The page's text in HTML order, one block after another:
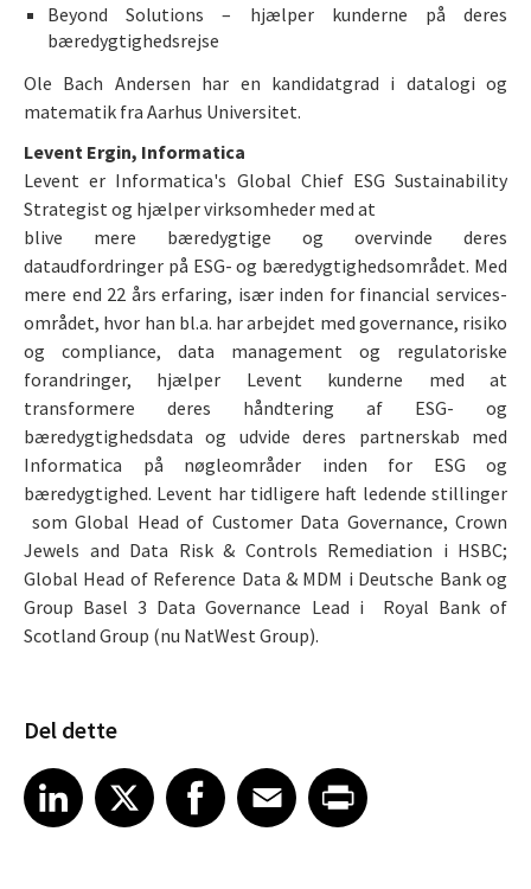
Beyond Solutions – hjælper kunderne på deres
bæredygtighedsrejse
Ole Bach Andersen har en kandidatgrad i datalogi og
matematik fra Aarhus Universitet.
Levent Ergin, Informatica
Levent er Informatica's Global Chief ESG Sustainability
Strategist og hjælper virksomheder med at
blive mere bæredygtige og overvinde deres
dataudfordringer på ESG- og bæredygtighedsområdet. Med
mere end 22 års erfaring, især inden for financial services-
området, hvor han bl.a. har arbejdet med governance, risiko
og compliance, data management og regulatoriske
forandringer, hjælper Levent kunderne med at
transformere deres håndtering af ESG- og
bæredygtighedsdata og udvide deres partnerskab med
Informatica på nøgleområder inden for ESG og
bæredygtighed. Levent har tidligere haft ledende stillinger
som Global Head of Customer Data Governance, Crown
Jewels and Data Risk & Controls Remediation i HSBC;
Global Head of Reference Data & MDM i Deutsche Bank og
Group Basel 3 Data Governance Lead i Royal Bank of
Scotland Group (nu NatWest Group).
Del dette
Share article on LinkedIn
LinkedIn
Share article on XShare article on Facebook
Facebook
Share article on Email
EmailShare article on Print